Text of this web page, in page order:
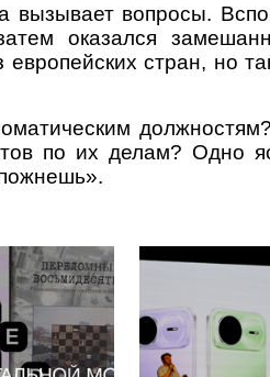
вызывает вопросы.
оказался
стран, но
по их делам? Одно